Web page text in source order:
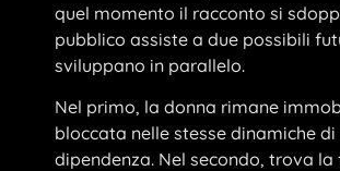
quel momento il racconto si
pubblico assiste a due possibili
sviluppano in parallelo.
Nel primo, la donna rimane
bloccata nelle stesse dinamiche
dipendenza. Nel secondo, trova la